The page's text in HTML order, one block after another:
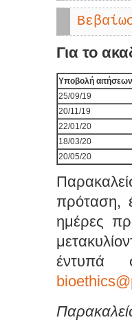
Για το
Υποβολή αιτήσεων
25/09/19
20/11/19
22/01/20
18/03/20
20/05/20
πρόταση,
ημέρες
έντυπά